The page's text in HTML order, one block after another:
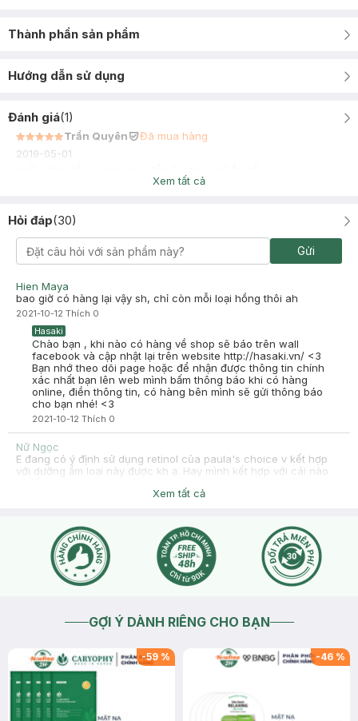
Thành phần sản phẩm
Hướng dẫn sử dụng
Đánh giá(1)
Trần Quyên
Đã mua hàng
2019-05-01
Xem tất cả
Hỏi đáp(30)
Gửi
Hien Maya
bao giờ có hàng lại vậy sh, chỉ còn mỗi loại hồng thôi ah
2021-10-12 Thích 0
Hasaki
Chào bạn , khi nào có hàng về shop sẽ báo trên wall
facebook và cập nhật lại trên website http://hasaki.vn/ <3
Bạn nhớ theo dõi page hoặc để nhận được thông tin chính
xác nhất bạn lên web mình bấm thông báo khi có hàng
online, điền thông tin, có hàng bên mình sẽ gửi thông báo
cho bạn nhé! <3
2021-10-12 Thích 0
Nữ Ngọc
E đang có ý định sử dụng retinol của paula's choice v kết hợp
với dưỡng ẩm loại này được kh ạ. Hay mình kết hợp với cái nào
Hasaki xin chào , để tiện hỗ trợ hơn cho bạn , bạn nhấn nút
phần "chat với chúng tôi" cho mình biết thêm tình trạng da
bạn nhé !
2021-09-21Thích
Xem tất cả
GỢI Ý DÀNH RIÊNG CHO BẠN
-59 % -46 %